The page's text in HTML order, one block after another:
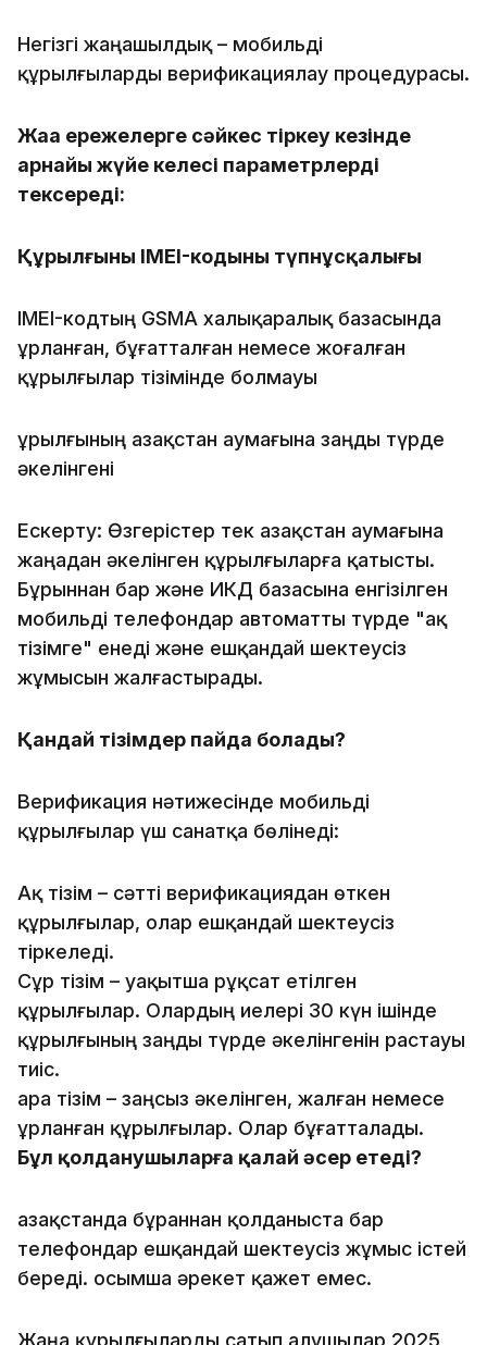
Негізгі жаңашылдық – мобильді
құрылғыларды верификациялау процедурасы.
Жаңа ережелерге сәйкес тіркеу кезінде
арнайы жүйе келесі параметрлерді
тексереді:
Құрылғының IMEI-кодының түпнұсқалығы
IMEI-кодтың GSMA халықаралық базасында
ұрланған, бұғатталған немесе жоғалған
құрылғылар тізімінде болмауы
Құрылғының Қазақстан аумағына заңды түрде
әкелінгені
Ескерту: Өзгерістер тек Қазақстан аумағына
жаңадан әкелінген құрылғыларға қатысты.
Бұрыннан бар және ИКД базасына енгізілген
мобильді телефондар автоматты түрде "ақ
тізімге" енеді және ешқандай шектеусіз
жұмысын жалғастырады.
Қандай тізімдер пайда болады?
Верификация нәтижесінде мобильді
құрылғылар үш санатқа бөлінеді:
Ақ тізім – сәтті верификациядан өткен
құрылғылар, олар ешқандай шектеусіз
тіркеледі.
Сұр тізім – уақытша рұқсат етілген
құрылғылар. Олардың иелері 30 күн ішінде
құрылғының заңды түрде әкелінгенін растауы
тиіс.
Қара тізім – заңсыз әкелінген, жалған немесе
ұрланған құрылғылар. Олар бұғатталады.
Бұл қолданушыларға қалай әсер етеді?
Қазақстанда бұраннан қолданыста бар
телефондар ешқандай шектеусіз жұмыс істей
береді. Қосымша әрекет қажет емес.
Жаңа құрылғыларды сатып алушылар 2025